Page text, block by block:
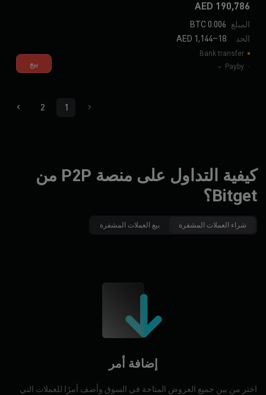
190,786 AED
المبلغ
الحد
0.006 BTC
18–1,144 AED
بيع
1
2
كيفية التداول على منصة P2P من
Bitget؟
شراء العملات المشفرة بيع العملات المشفرة
إضافة أمر
اختر من بين جميع العروض المتاحة في السوق وأضف أمرًا للعملات التي